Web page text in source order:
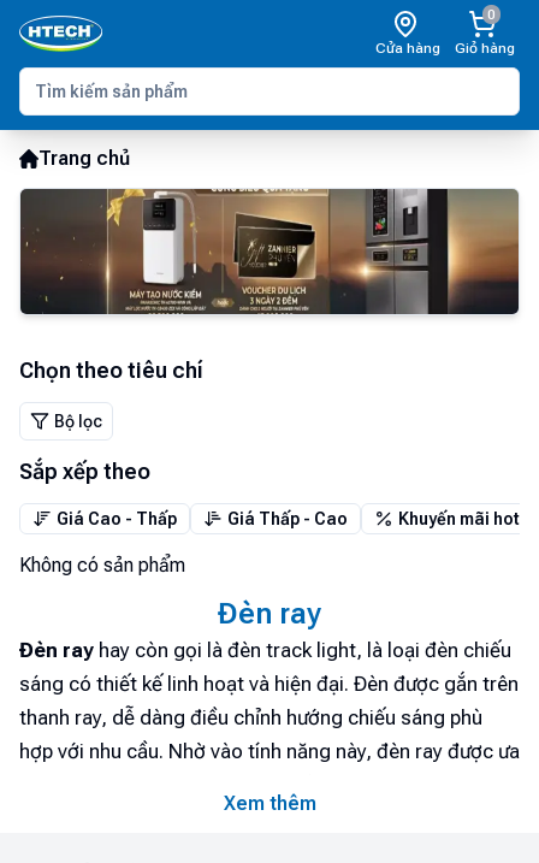
Cửa hàng
0
Giỏ hàng
Trang chủ
Chọn theo tiêu chí
Bộ lọc
Sắp xếp theo
Giá Cao - Thấp Giá Thấp - Cao Khuyến mãi hot
Không có sản phẩm
Đèn ray
Đèn ray hay còn gọi là đèn track light, là loại đèn chiếu
sáng có thiết kế linh hoạt và hiện đại. Đèn được gắn trên
thanh ray, dễ dàng điều chỉnh hướng chiếu sáng phù
hợp với nhu cầu. Nhờ vào tính năng này, đèn ray được ưa
nhà hàng để tạo điểm nhấn và không gian ánh sáng độc
Xem thêm